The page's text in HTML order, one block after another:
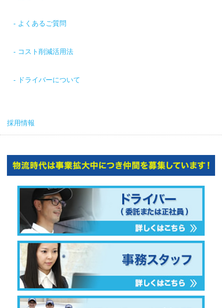
よくあるご質問
コスト削減活用法
ドライバーについて
採用情報